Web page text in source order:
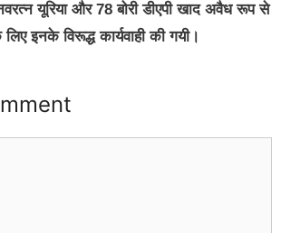
यूरिया और 78 बोरी डीएपी खाद अवैध रूप से
इनके विरूद्ध कार्यवाही की गयी।